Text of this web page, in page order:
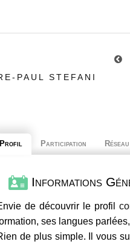
PAUL STEFANI
Profil Participation Réseau
Informations
de découvrir le profil
ses langues
de plus simple. Il vous